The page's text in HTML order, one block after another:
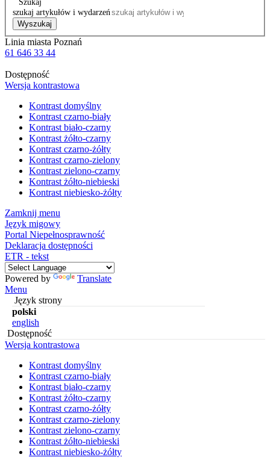
szukaj artykułów i wydarzeń
Wyszukaj
Linia miasta Poznań
61 646 33 44
Dostępność
Wersja kontrastowa
Kontrast domyślny
Kontrast czarno-biały
Kontrast biało-czarny
Kontrast żółto-czarny
Kontrast czarno-żółty
Kontrast czarno-zielony
Kontrast zielono-czarny
Kontrast żółto-niebieski
Kontrast niebiesko-żółty
Zamknij menu
Język migowy
Portal Niepełnosprawność
Deklaracja dostępności
ETR - tekst
Powered by
Translate
Menu
Język strony
polski
english
Dostępność
Wersja kontrastowa
Kontrast domyślny
Kontrast czarno-biały
Kontrast biało-czarny
Kontrast żółto-czarny
Kontrast czarno-żółty
Kontrast czarno-zielony
Kontrast zielono-czarny
Kontrast żółto-niebieski
Kontrast niebiesko-żółty